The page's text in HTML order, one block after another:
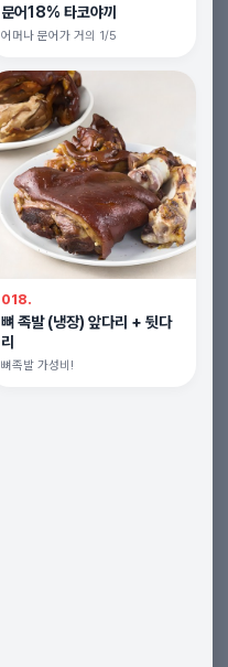
문어18% 타코야끼
어머나 문어가 거의 1/5
018.
뼈 족발 (냉장) 앞다리 + 뒷다
리
뼈족발 가성비!